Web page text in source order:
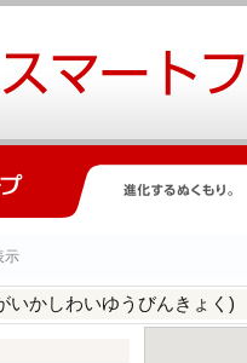
示
いかしわいゆうびんきょく)